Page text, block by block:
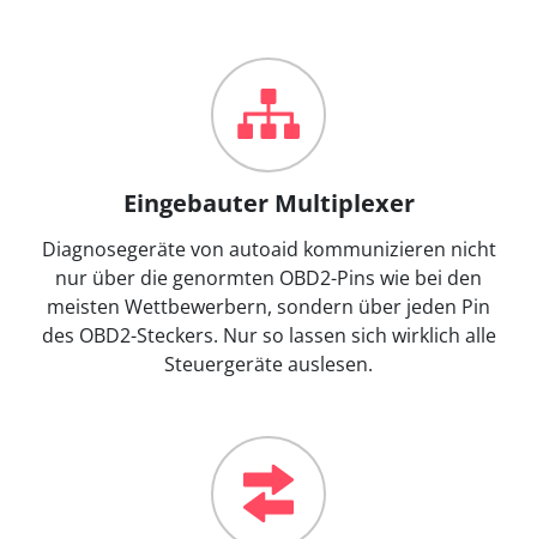
Eingebauter Multiplexer
Diagnosegeräte von autoaid kommunizieren nicht
nur über die genormten OBD2-Pins wie bei den
meisten Wettbewerbern, sondern über jeden Pin
des OBD2-Steckers. Nur so lassen sich wirklich alle
Steuergeräte auslesen.